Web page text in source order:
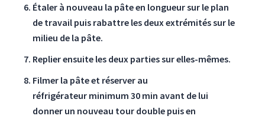
Étaler à nouveau la pâte en longueur sur le plan
de travail puis rabattre les deux extrémités sur le
milieu de la pâte.
Replier ensuite les deux parties sur elles-mêmes.
Filmer la pâte et réserver au
réfrigérateur minimum 30 min avant de lui
donner un nouveau tour double puis en